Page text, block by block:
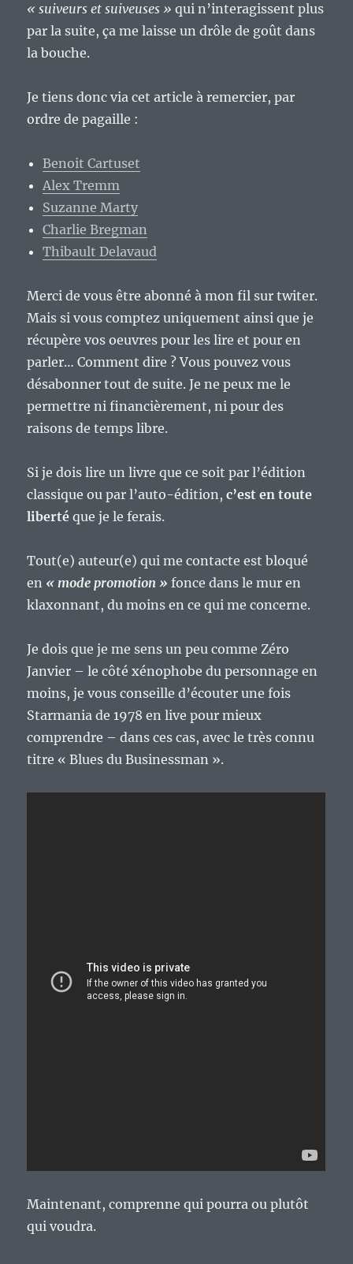
« suiveurs et suiveuses » qui n’interagissent plus
par la suite, ça me laisse un drôle de goût dans
la bouche.
Je tiens donc via cet article à remercier, par
ordre de pagaille :
Benoit Cartuset
Alex Tremm
Suzanne Marty
Charlie Bregman
Thibault Delavaud
Merci de vous être abonné à mon fil sur twiter.
Mais si vous comptez uniquement ainsi que je
récupère vos oeuvres pour les lire et pour en
parler… Comment dire ? Vous pouvez vous
désabonner tout de suite. Je ne peux me le
permettre ni financièrement, ni pour des
raisons de temps libre.
Si je dois lire un livre que ce soit par l’édition
classique ou par l’auto-édition,c’est en toute
liberté que je le ferais.
Tout(e) auteur(e) qui me contacte est bloqué
en « mode promotion » fonce dans le mur en
klaxonnant, du moins en ce qui me concerne.
Je dois que je me sens un peu comme Zéro
Janvier – le côté xénophobe du personnage en
moins, je vous conseille d’écouter une fois
Starmania de 1978 en live pour mieux
comprendre – dans ces cas, avec le très connu
titre « Blues du Businessman ».
Maintenant, comprenne qui pourra ou plutôt
qui voudra.